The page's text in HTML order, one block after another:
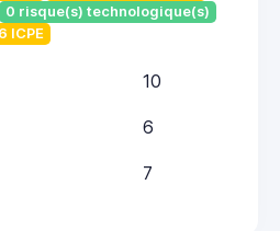
0 risque(s) technologique(s)
6 ICPE
10
6
7